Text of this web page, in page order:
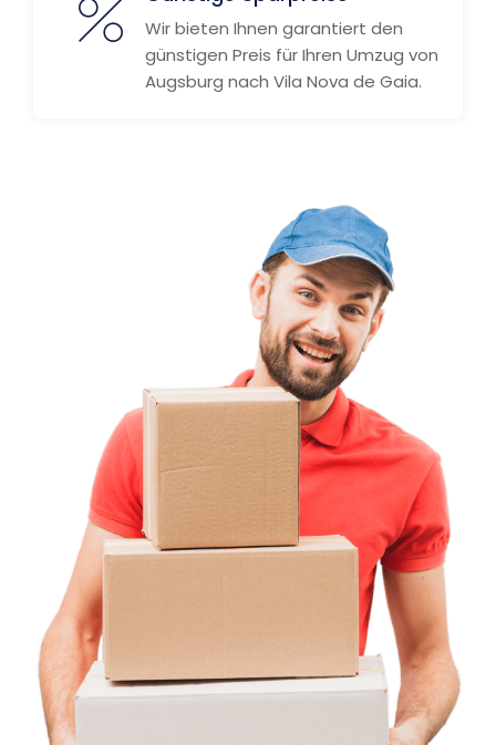
Wir bieten Ihnen garantiert den
günstigen Preis für Ihren Umzug von
Augsburg nach Vila Nova de Gaia.